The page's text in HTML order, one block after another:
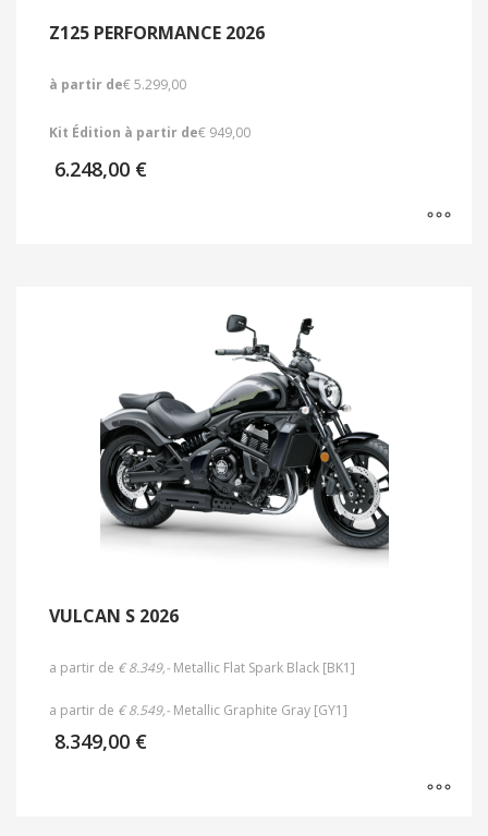
Z125 PERFORMANCE 2026
à partir de€ 5.299,00
Kit Édition à partir de€ 949,00
6.248,00 €
VULCAN S 2026
a partir de € 8.349,- Metallic Flat Spark Black [BK1]
a partir de € 8.549,- Metallic Graphite Gray [GY1]
8.349,00 €